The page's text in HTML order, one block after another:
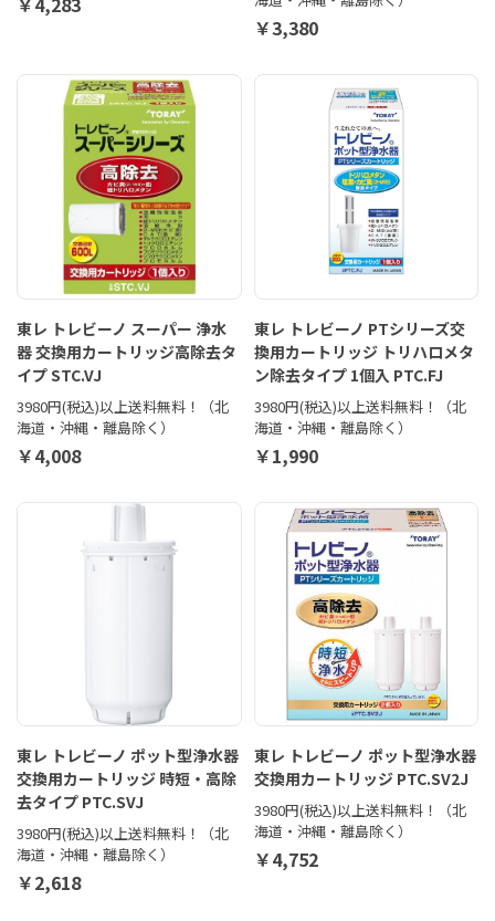
￥3,380
東レ トレビーノ スーパー 浄水
器 交換用カートリッジ高除去タ
イプ STC.VJ
3980円(税込)以上送料無料！（北
海道・沖縄・離島除く）
￥4,008
東レ トレビーノ PTシリーズ交
換用カートリッジ トリハロメタ
ン除去タイプ 1個入 PTC.FJ
3980円(税込)以上送料無料！（北
海道・沖縄・離島除く）
￥1,990
東レ トレビーノ ポット型浄水器
交換用カートリッジ 時短・高除
去タイプ PTC.SVJ
3980円(税込)以上送料無料！（北
海道・沖縄・離島除く）
￥2,618
東レ トレビーノ ポット型浄水器
交換用カートリッジ PTC.SV2J
3980円(税込)以上送料無料！（北
海道・沖縄・離島除く）
￥4,752